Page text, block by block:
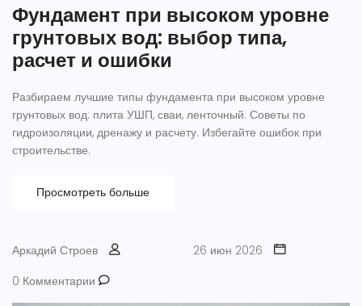
Фундамент при высоком уровне
грунтовых вод: выбор типа,
расчет и ошибки
Разбираем лучшие типы фундамента при высоком уровне
грунтовых вод: плита УШП, сваи, ленточный. Советы по
гидроизоляции, дренажу и расчету. Избегайте ошибок при
строительстве.
Просмотреть больше
Аркадий Строев
26 июн 2026
0 Комментарии